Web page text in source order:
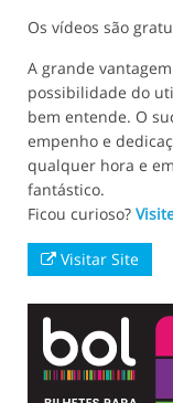
Os vídeos são
A grande
possibilidade do
bem entende. O
empenho e
qualquer hora e
fantástico.
Ficou curioso?
Visitar Site